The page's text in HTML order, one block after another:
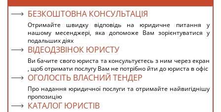
БЕЗКОШТОВНА КОНСУЛЬТАЦІЯ
Отримайте швидку відповідь на юридичне питання у
нашому месенджері, яка допоможе Вам зорієнтуватися у
подальших діях
ВІДЕОДЗВІНОК ЮРИСТУ
Ви бачите свого юриста та консультуєтесь з ним через екран
, щоб отримати послугу Вам не потрібно йти до юриста в офіс
ОГОЛОСІТЬ ВЛАСНИЙ ТЕНДЕР
Про надання юридичної послуги та отримайте найвигіднішу
пропозицію
КАТАЛОГ ЮРИСТІВ